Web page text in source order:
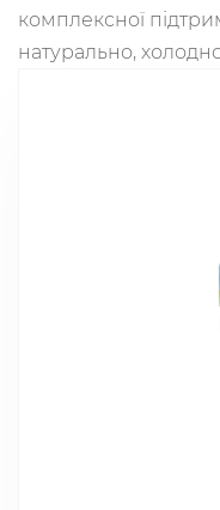
комплексної
натурально,